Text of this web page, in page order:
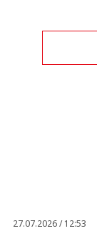
27.07.2026 / 12:53